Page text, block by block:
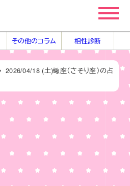
その他のコラム 相性診断
2026/04/18 (土)蠍座（さそり座）の占